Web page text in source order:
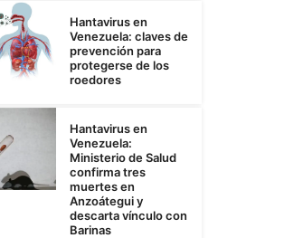
Hantavirus en
Venezuela: claves de
prevención para
protegerse de los
roedores
Hantavirus en
Venezuela:
Ministerio de Salud
confirma tres
muertes en
Anzoátegui y
descarta vínculo con
Barinas